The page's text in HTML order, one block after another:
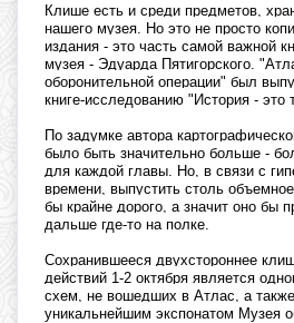
Клише есть и среди предметов,
нашего музея. Но это не просто
издания - это часть самой важной
музея - Эдуарда Пятигорского.
оборонительной операции" был
книге-исследованию "История - это
По задумке автора
было быть значительно больше -
для каждой главы. Но, в связи с
времени, выпустить столь
бы крайне дорого, а значит оно бы
дальше где-то на полке.
Сохранившееся двухстороннее
действий 1-2 октября является
схем, не вошедших в Атлас, а
уникальнейшим экспонатом Музея